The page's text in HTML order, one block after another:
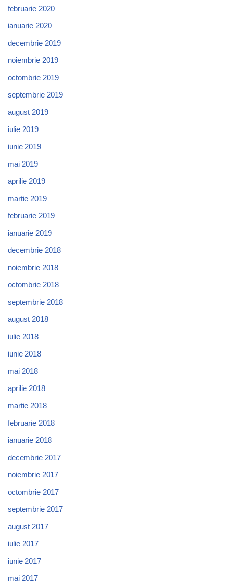
februarie 2020
ianuarie 2020
decembrie 2019
noiembrie 2019
octombrie 2019
septembrie 2019
august 2019
iulie 2019
iunie 2019
mai 2019
aprilie 2019
martie 2019
februarie 2019
ianuarie 2019
decembrie 2018
noiembrie 2018
octombrie 2018
septembrie 2018
august 2018
iulie 2018
iunie 2018
mai 2018
aprilie 2018
martie 2018
februarie 2018
ianuarie 2018
decembrie 2017
noiembrie 2017
octombrie 2017
septembrie 2017
august 2017
iulie 2017
iunie 2017
mai 2017